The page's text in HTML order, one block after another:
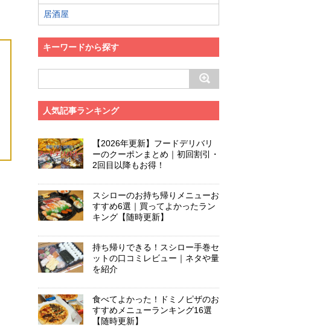
居酒屋
キーワードから探す
人気記事ランキング
【2026年更新】フードデリバリ
ーのクーポンまとめ｜初回割引・
2回目以降もお得！
スシローのお持ち帰りメニューお
すすめ6選｜買ってよかったラン
キング【随時更新】
持ち帰りできる！スシロー手巻セ
ットの口コミレビュー｜ネタや量
を紹介
食べてよかった！ドミノピザのお
すすめメニューランキング16選
【随時更新】